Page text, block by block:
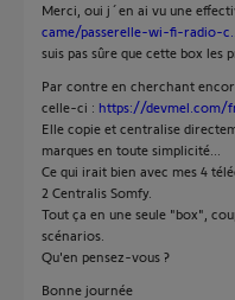
Merci, oui j´en ai vu une
came/passerelle-wi-fi-radio-c...
suis pas sûre que cette box les
Par contre en cherchant
celle-ci : https://devmel.com/
Elle copie et centralise
marques en toute simplicité...
Ce qui irait bien avec mes 4
2 Centralis Somfy.
Tout ça en une seule "box",
scénarios.
Qu'en pensez-vous ?
Bonne journée